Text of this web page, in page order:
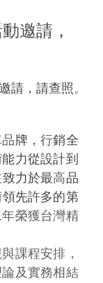
邀請，
請，請查照。
牌，行銷全
力從設計到
力於最高品
先許多的第
榮獲台灣精
課程安排，
及實務相結